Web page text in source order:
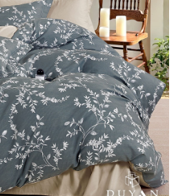
，表示未達大哥付你分期系統評分，恕無
哥付你分期」於每月結算日後寄送繳費提
擇「超商條碼／台灣大直營門市／銀行轉
等通路繳費。
限公司」（以下簡稱本公司）所提供，讓
商品或服務，並由商店將買賣／分期付款
使用本公司帳單繳交帳款。
期」之契約關係目的，商店將以您的個人
供予台灣大哥大進項蒐集、處理及利用，
需資料之確認、核對及更正。
連結：
https://oppay.tw/userRule
證，即可結帳。
再付款。
後付」後，將跳轉至「AFTEE先享後付」
額後，即可完成結帳。
費通知簡訊。
點擊此簡訊中的連結，可透過四大超商／
付款，方視為交易完成。
立刻繳費，但若您需要取消訂單，請聯絡
消之訂單仍視為有效，需透過AFTEE先享
後付 」之結帳頁面顯示為準，若有關於
款等相關疑問，請聯繫「AFTEE先享後付
support/home
之點數服務，可於會員專區綁定中華電信
Point 折抵消費金額 (1點等於1元)。
上)免運費
)免運費
上)免運費